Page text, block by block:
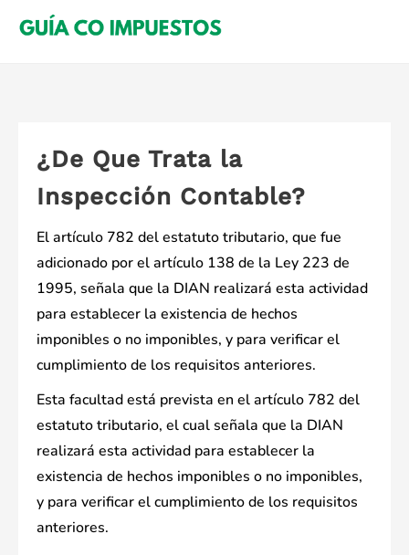
¿De Que Trata la
Inspección Contable?
El artículo 782 del estatuto tributario, que fue
adicionado por el artículo 138 de la Ley 223 de
1995, señala que la DIAN realizará esta actividad
para establecer la existencia de hechos
imponibles o no imponibles, y para verificar el
cumplimiento de los requisitos anteriores.
Esta facultad está prevista en el artículo 782 del
estatuto tributario, el cual señala que la DIAN
realizará esta actividad para establecer la
existencia de hechos imponibles o no imponibles,
y para verificar el cumplimiento de los requisitos
anteriores.